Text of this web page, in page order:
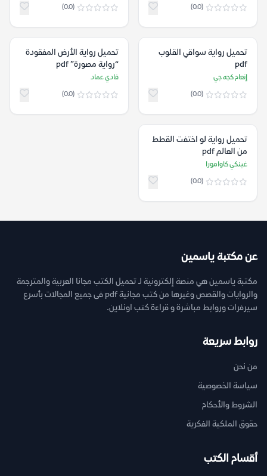
(0.0)
(0.0)
تحميل رواية سواقي القلوب
pdf
إنعام كجه جي
(0.0)
تحميل رواية الأرض المفقودة
“رواية مصورة” pdf
فادي عماد
(0.0)
تحميل رواية لو اختفت القطط
من العالم pdf
غينكي كاوامورا
(0.0)
عن مكتبة ياسمين
مكتبة ياسمين هي منصة إلكترونية لـ تحميل الكتب مجانا العربية والمترجمة
والروايات والقصص وغيرها من كتب مجانية pdf فى جميع المجالات بأسرع
سيرفرات وروابط مباشرة و قراءة كتب اونلاين.
روابط سريعة
من نحن
سياسة الخصوصية
الشروط والأحكام
حقوق الملكية الفكرية
أقسام الكتب